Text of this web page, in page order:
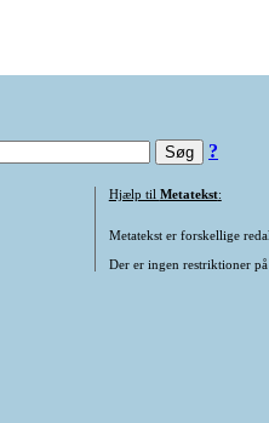
?
Hjælp til Metatekst:
Metatekst er forskellige
Der er ingen restriktioner